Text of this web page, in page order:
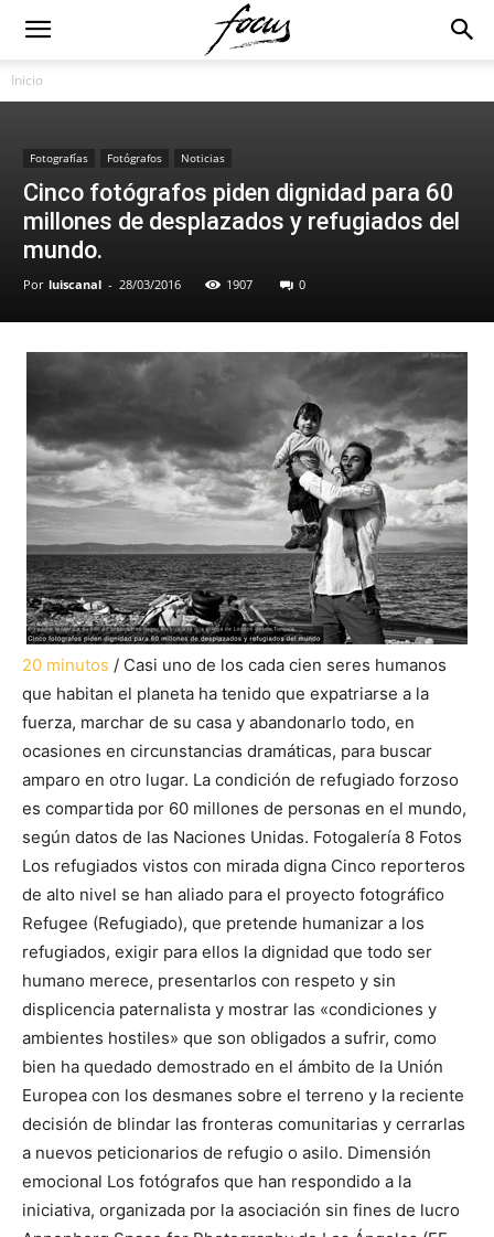
Inicio
Fotografías Fotógrafos Noticias
Cinco fotógrafos piden dignidad para 60
millones de desplazados y refugiados del
mundo.
Por luiscanal - 28/03/2016 1907 0
20 minutos / Casi uno de los cada cien seres humanos
que habitan el planeta ha tenido que expatriarse a la
fuerza, marchar de su casa y abandonarlo todo, en
ocasiones en circunstancias dramáticas, para buscar
amparo en otro lugar. La condición de refugiado forzoso
es compartida por 60 millones de personas en el mundo,
según datos de las Naciones Unidas. Fotogalería 8 Fotos
Los refugiados vistos con mirada digna Cinco reporteros
de alto nivel se han aliado para el proyecto fotográfico
Refugee (Refugiado), que pretende humanizar a los
refugiados, exigir para ellos la dignidad que todo ser
humano merece, presentarlos con respeto y sin
displicencia paternalista y mostrar las «condiciones y
ambientes hostiles» que son obligados a sufrir, como
bien ha quedado demostrado en el ámbito de la Unión
Europea con los desmanes sobre el terreno y la reciente
decisión de blindar las fronteras comunitarias y cerrarlas
a nuevos peticionarios de refugio o asilo. Dimensión
emocional Los fotógrafos que han respondido a la
iniciativa, organizada por la asociación sin fines de lucro